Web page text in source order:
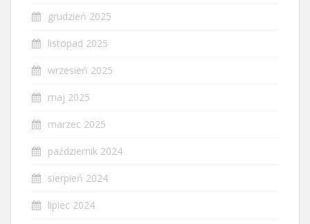
grudzień 2025
listopad 2025
wrzesień 2025
maj 2025
marzec 2025
październik 2024
sierpień 2024
lipiec 2024